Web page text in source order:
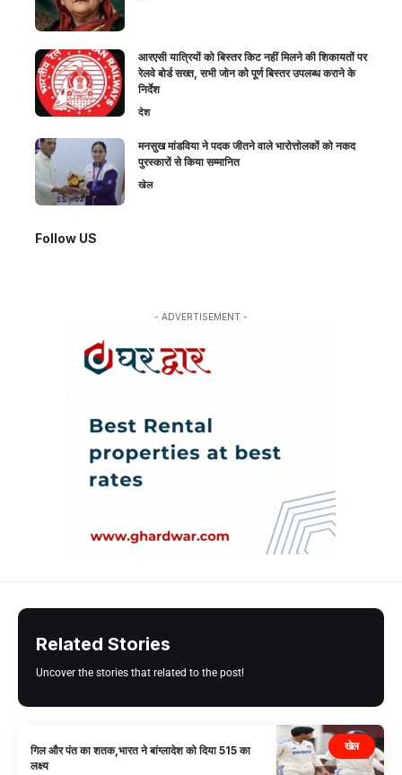
आरएसी यात्रियों को बिस्तर किट नहीं मिलने की शिकायतों पर
रेलवे बोर्ड सख्त, सभी जोन को पूर्ण बिस्तर उपलब्ध कराने के
निर्देश
देश
मनसुख मांडविया ने पदक जीतने वाले भारोत्तोलकों को नकद
पुरस्कारों से किया सम्मानित
खेल
Follow US
- ADVERTISEMENT -
Related Stories
Uncover the stories that related to the post!
खेल
गिल और पंत का शतक,भारत ने बांग्लादेश को दिया 515 का
लक्ष्य